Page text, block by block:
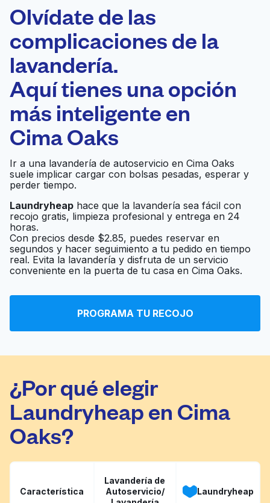
Laundryheap.com
Programa tu recogida
0 min
Recojo y entrega
casa
Abierto 24/7
Cleaners
Ir al sitio web
Reid's Cleaners &
Laundry
Ir al sitio web
The Steam Team Ir al sitio web
EcoClean Ir al sitio web
Olvídate de las
complicaciones de la
lavandería.
Aquí tienes una opción
más inteligente en
Cima Oaks
Ir a una lavandería de autoservicio en Cima Oaks
suele implicar cargar con bolsas pesadas, esperar y
perder tiempo.
Laundryheap hace que la lavandería sea fácil con
recojo gratis, limpieza profesional y entrega en 24
horas.
Con precios desde $2.85, puedes reservar en
segundos y hacer seguimiento a tu pedido en tiempo
real. Evita la lavandería y disfruta de un servicio
conveniente en la puerta de tu casa en Cima Oaks.
PROGRAMA TU RECOJO
¿Por qué elegir
Laundryheap en Cima
Oaks?
Característica
Lavandería de
Autoservicio/
Laundryheap